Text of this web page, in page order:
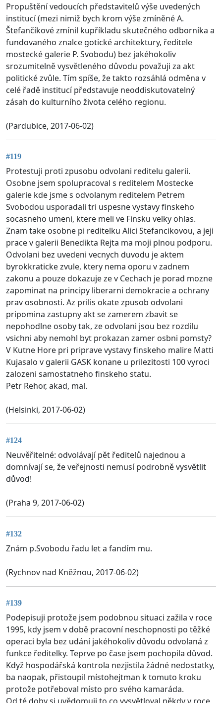
Propuštění vedoucích představitelů výše uvedených
institucí (mezi nimiž bych krom výše zmíněné A.
Štefančíkové zmínil kupříkladu skutečného odborníka a
fundovaného znalce gotické architektury, ředitele
mostecké galerie P. Svobodu) bez jakéhokoliv
srozumitelně vysvětleného důvodu považuji za akt
politické zvůle. Tím spíše, že takto rozsáhlá odměna v
celé řadě institucí představuje neoddiskutovatelný
zásah do kulturního života celého regionu.
(Pardubice, 2017-06-02)
#119
Protestuji proti zpusobu odvolani reditelu galerii.
Osobne jsem spolupracoval s reditelem Mostecke
galerie kde jsme s odvolanym reditelem Petrem
Svobodou usporadali tri uspesne vystavy finskeho
socasneho umeni, ktere meli ve Finsku velky ohlas.
Znam take osobne pi reditelku Alici Stefancikovou, a jeji
prace v galerii Benedikta Rejta ma moji plnou podporu.
Odvolani bez uvedeni vecnych duvodu je aktem
byrokkraticke zvule, ktery nema oporu v zadnem
zakonu a pouze dokazuje ze v Cechach je porad mozne
zapominat na principy liberarni demokracie a ochrany
prav osobnosti. Az prilis okate zpusob odvolani
pripomina zastupny akt se zamerem zbavit se
nepohodlne osoby tak, ze odvolani jsou bez rozdilu
vsichni aby nemohl byt prokazan zamer osbni pomsty?
V Kutne Hore pri priprave vystavy finskeho malire Matti
Kujasalo v galerii GASK konane u prilezitosti 100 vyroci
zalozeni samostatneho finskeho statu.
Petr Rehor, akad, mal.
(Helsinki, 2017-06-02)
#124
Neuvěřitelné: odvolávají pět ředitelů najednou a
domnívají se, že veřejnosti nemusí podrobně vysvětlit
důvod!
(Praha 9, 2017-06-02)
#132
Znám p.Svobodu řadu let a fandím mu.
(Rychnov nad Kněžnou, 2017-06-02)
#139
Podepisuji protože jsem podobnou situaci zažila v roce
1995, kdy jsem v době pracovní neschopnosti po těžké
operaci byla bez udání jakéhokoliv důvodu odvolaná z
funkce ředitelky. Teprve po čase jsem pochopila důvod.
Když hospodářská kontrola nezjistila žádné nedostatky,
ba naopak, přistoupil místohejtman k tomuto kroku
protože potřeboval místo pro svého kamaráda.